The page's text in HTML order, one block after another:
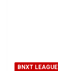
BNXT LEAGUE